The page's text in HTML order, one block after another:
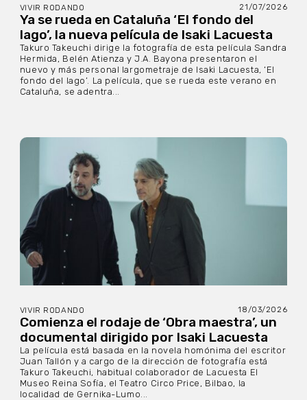
VIVIR RODANDO 21/07/2026
Ya se rueda en Cataluña ‘El fondo del
lago’, la nueva película de Isaki Lacuesta
Takuro Takeuchi dirige la fotografía de esta película Sandra
Hermida, Belén Atienza y J.A. Bayona presentaron el
nuevo y más personal largometraje de Isaki Lacuesta, ‘El
fondo del lago’. La película, que se rueda este verano en
Cataluña, se adentra...
VIVIR RODANDO 18/03/2026
Comienza el rodaje de ‘Obra maestra’, un
documental dirigido por Isaki Lacuesta
La película está basada en la novela homónima del escritor
Juan Tallón y a cargo de la dirección de fotografía está
Takuro Takeuchi, habitual colaborador de Lacuesta El
Museo Reina Sofía, el Teatro Circo Price, Bilbao, la
localidad de Gernika-Lumo...